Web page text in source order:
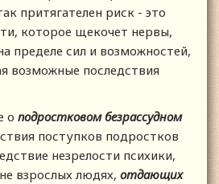
притягателен риск - это
которое щекочет нервы,
пределе сил и возможностей,
возможные последствия
о подростковом безрассудном
поступков подростков
незрелости психики,
взрослых людях, отдающих